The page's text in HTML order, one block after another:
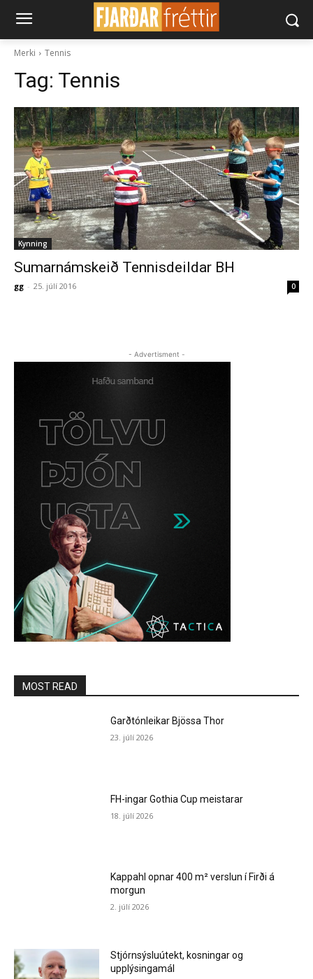
Merki Tennis
Tag: Tennis
Kynning
Sumarnámskeið Tennisdeildar BH
gg - 25. júlí 2016 0
- Advertisment -
MOST READ
Garðtónleikar Bjössa Thor
23. júlí 2026
FH-ingar Gothia Cup meistarar
18. júlí 2026
Kappahl opnar 400 m² verslun í Firði á
morgun
2. júlí 2026
Stjórnsýsluútekt, kosningar og
upplýsingamál